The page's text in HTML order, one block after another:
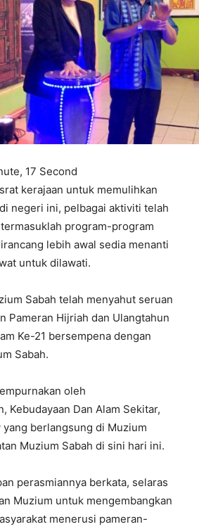
17 Second
kerajaan untuk memulihkan
negeri ini, pelbagai aktiviti telah
program-program
lebih awal sedia menanti
untuk dilawati.
Sabah telah menyahut seruan
Pameran Hijriah dan Ulangtahun
Ke-21 bersempena dengan
Sabah.
oleh
Kebudayaan Dan Alam Sekitar,
berlangsung di Muzium
Muzium Sabah di sini hari ini.
perasmiannya berkata, selaras
Muzium untuk mengembangkan
menerusi pameran-